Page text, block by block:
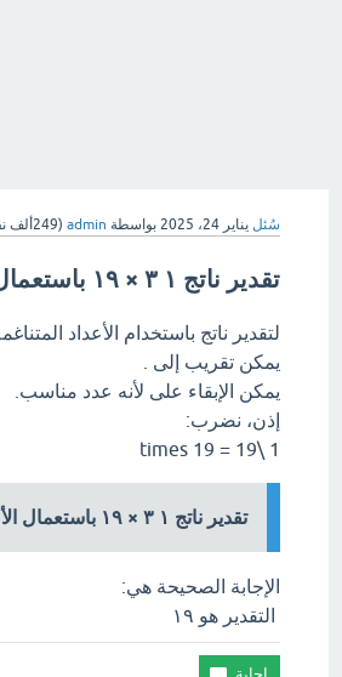
سُئل يناير 24، 2025 بواسطة admin
(249ألف
تقدير ناتج ١ ٣ × ١٩ باستعمال الأعداد المتناغمة هو
لتقدير ناتج باستخدام الأعداد
يمكن تقريب إلى .
يمكن الإبقاء على لأنه عدد مناسب.
إذن، نضرب:
1 \times 19 = 19
تقدير ناتج ١ ٣ × ١٩ باستعمال الأعداد المتناغمة هو
الإجابة الصحيحة هي:
التقدير هو ١٩